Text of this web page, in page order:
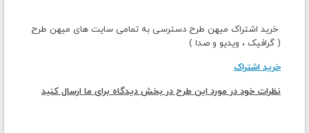
خرید اشتراک میهن طرح دسترسی به تمامی سایت های میهن طرح
( گرافیک ، ویدیو و صدا )
خرید اشتراک
نظرات خود در مورد این طرح در بخش دیدگاه برای ما ارسال کنید